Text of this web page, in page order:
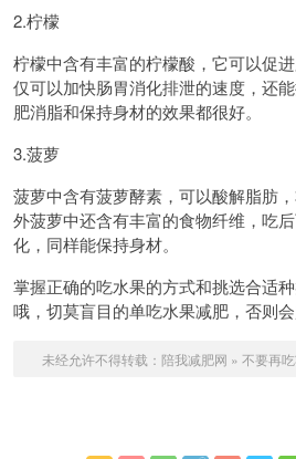
2.柠檬
柠檬中含有丰富的柠檬酸，它可以促
仅可以加快肠胃消化排泄的速度，还
肥消脂和保持身材的效果都很好。
3.菠萝
菠萝中含有菠萝酵素，可以酸解脂肪
外菠萝中还含有丰富的食物纤维，吃
化，同样能保持身材。
掌握正确的吃水果的方式和挑选合适
哦，切莫盲目的单吃水果减肥，否则会
未经允许不得转载： 陪我减肥网 » 不要再